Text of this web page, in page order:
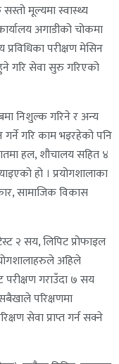
मूल्यमा स्वास्थ्य
अगाडीको चोकमा
परीक्षण मेसिन
गरि सेवा सुरु गरिएको
निशुल्क गरिने र अन्य
गरि काम भइरहेको पनि
हल, शौचालय सहित ४
हो । प्रयोगशालाका
सामाजिक विकास
२ सय, लिपिट प्रोफाइल
अहिले
परीक्षण गराउँदा ७ सय
परिक्षणमा
सेवा प्राप्त गर्न सक्ने